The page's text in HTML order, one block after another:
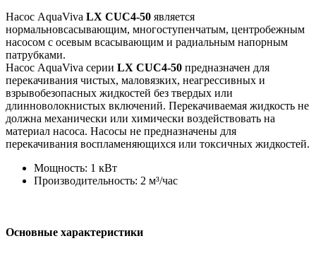
Насос AquaViva LX CUC4-50 является
нормальновсасывающим, многоступенчатым, центробежным
насосом с осевым всасывающим и радиальным напорным
патрубками.
Насос AquaViva серии LX CUC4-50 предназначен для
перекачивания чистых, маловязких, неагрессивных и
взрывобезопасных жидкостей без твердых или
длинноволокнистых включений. Перекачиваемая жидкость не
должна механически или химически воздействовать на
материал насоса. Насосы не предназначены для
перекачивания воспламеняющихся или токсичных жидкостей.
Мощность: 1 кВт
Производительность: 2 м³/час
Основные характеристики